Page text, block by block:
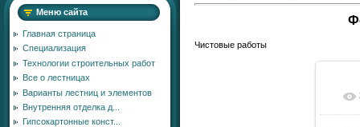
Меню сайта
Главная страница
Специализация
Технологии строительных работ
Все о лестницах
Варианты лестниц и элементов
Внутренняя отделка д...
Гипсокартонные конст...
Чистовые работы